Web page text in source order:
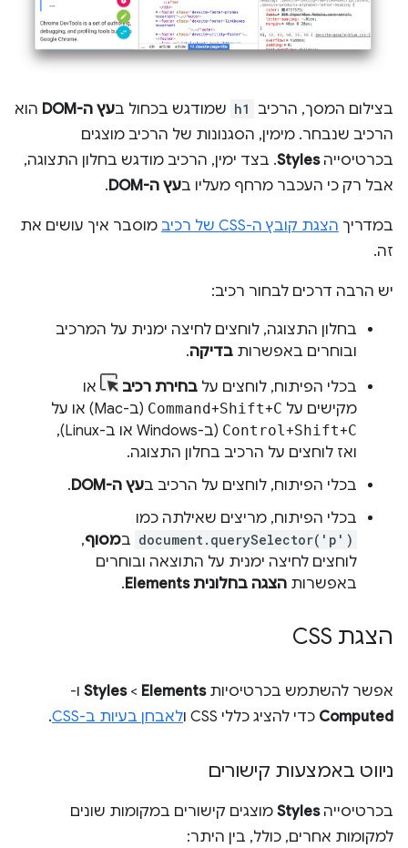
בצילום המסך, הרכיב h1 שמודגש בכחול בעץ ה-DOM
הוא
הרכיב שנבחר. מימין, הסגנונות של הרכיב מוצגים
בכרטיסייהStyles. בצד ימין, הרכיב מודגש בחלון התצוגה,
אבל רק כי העכבר מרחף מעליו בעץ ה-DOM .
במדריך הצגת קובץ ה-CSS של רכיב
מוסבר איך עושים את
זה.
יש הרבה דרכים לבחור רכיב:
בחלון התצוגה, לוחצים לחיצה ימנית על המרכיב
ובוחרים באפשרות בדיקה.
בכלי הפיתוח, לוחצים על בחירת רכיב
או
מקישים על
Command+Shift+C (ב-Mac) או על
Control+Shift+C
(ב-Windows או ב-Linux),
ואז לוחצים על הרכיב בחלון התצוגה.
בכלי הפיתוח, לוחצים על הרכיב בעץ ה-DOM
.
בכלי הפיתוח, מריצים שאילתה כמו
document.querySelector('p') במסוף,
לוחצים לחיצה ימנית על התוצאה ובוחרים
באפשרות הצגה בחלונית Elements .
הצגת CSS
אפשר להשתמש בכרטיסיותElements
‏ >
Styles ו-
Computed כדי להציג כללי CSS ו לאבחן בעיות ב-CSS .
ניווט באמצעות קישורים
בכרטיסייהStyles מוצגים קישורים במקומות שונים
למקומות אחרים, כולל, בין היתר: